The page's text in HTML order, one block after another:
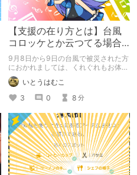
【支援の在り方とは】台風
コロッケとか云つてる場合
ではなかつた【お布施のス
スメ】
9月8日から9日の台風で被災された方
におかれましては、くれぐれもお体を
お厭ひいただきます様。一日も早く平
穏を取り戻されることを祈念いたしま
す。
いとうはむこ
3
0 8 分